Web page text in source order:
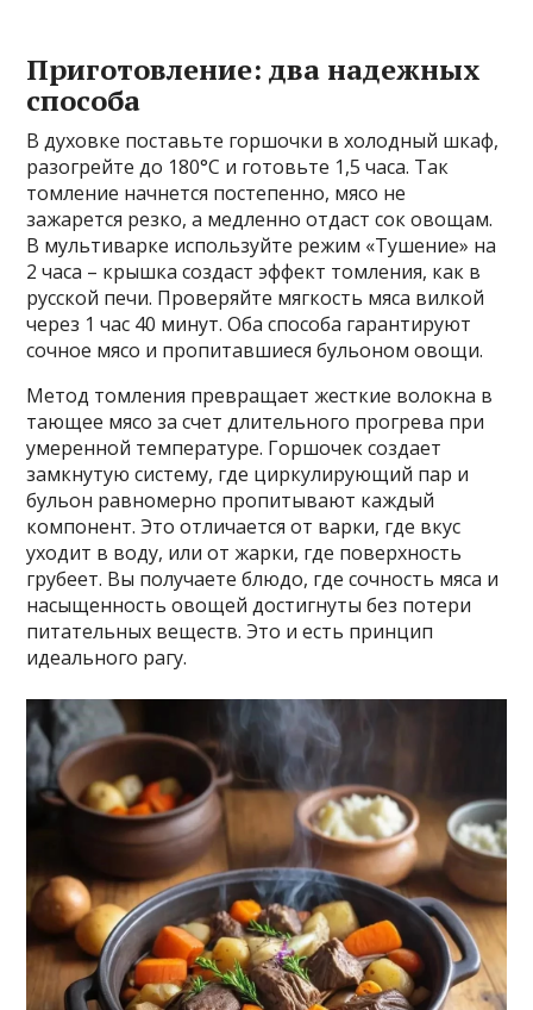
Приготовление: два надежных
способа
В духовке поставьте горшочки в холодный шкаф,
разогрейте до 180°C и готовьте 1,5 часа. Так
томление начнется постепенно, мясо не
зажарется резко, а медленно отдаст сок овощам.
В мультиварке используйте режим «Тушение» на
2 часа – крышка создаст эффект томления, как в
русской печи. Проверяйте мягкость мяса вилкой
через 1 час 40 минут. Оба способа гарантируют
сочное мясо и пропитавшиеся бульоном овощи.
Метод томления превращает жесткие волокна в
тающее мясо за счет длительного прогрева при
умеренной температуре. Горшочек создает
замкнутую систему, где циркулирующий пар и
бульон равномерно пропитывают каждый
компонент. Это отличается от варки, где вкус
уходит в воду, или от жарки, где поверхность
грубеет. Вы получаете блюдо, где сочность мяса и
насыщенность овощей достигнуты без потери
питательных веществ. Это и есть принцип
идеального рагу.